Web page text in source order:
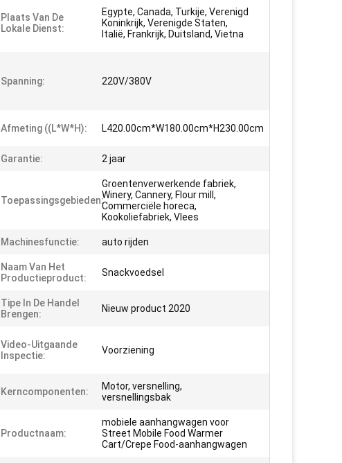
Plaats Van De
Lokale Dienst:
Egypte, Canada, Turkije, Verenigd
Koninkrijk, Verenigde Staten,
Italië, Frankrijk, Duitsland, Vietna
Spanning: 220V/380V
Afmeting ((L*W*H): L420.00cm*W180.00cm*H230.00cm
Garantie: 2 jaar
Toepassingsgebieden:
Groentenverwerkende fabriek,
Winery, Cannery, Flour mill,
Commerciële horeca,
Kookoliefabriek, Vlees
Machinesfunctie: auto rijden
Naam Van Het
Productieproduct:
Snackvoedsel
Tipe In De Handel
Brengen:
Nieuw product 2020
Video-Uitgaande
Inspectie:
Voorziening
Kerncomponenten:
Motor, versnelling,
versnellingsbak
Productnaam:
mobiele aanhangwagen voor
Street Mobile Food Warmer
Cart/Crepe Food-aanhangwagen